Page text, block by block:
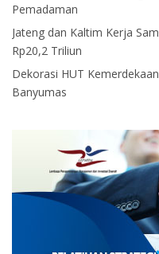
Pemadaman
Jateng dan Kaltim Kerja
Rp20,2 Triliun
Dekorasi HUT
Banyumas